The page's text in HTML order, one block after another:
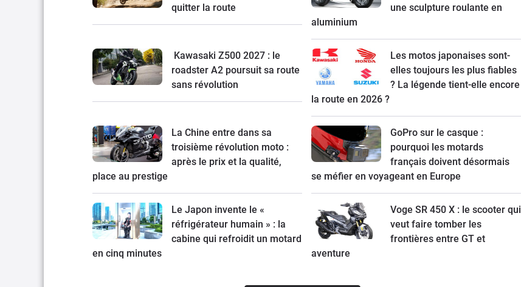
quitter la route
une sculpture roulante en
aluminium
Kawasaki Z500 2027 : le
roadster A2 poursuit sa route
sans révolution
Les motos japonaises sont-
elles toujours les plus fiables
? La légende tient-elle encore
la route en 2026 ?
La Chine entre dans sa
troisième révolution moto :
après le prix et la qualité,
place au prestige
GoPro sur le casque :
pourquoi les motards
français doivent désormais
se méfier en voyageant en Europe
Le Japon invente le «
réfrigérateur humain » : la
cabine qui refroidit un motard
en cinq minutes
Voge SR 450 X : le scooter qui
veut faire tomber les
frontières entre GT et
aventure